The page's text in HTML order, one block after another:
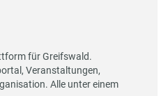
für Greifswald.
Veranstaltungen,
Alle unter einem